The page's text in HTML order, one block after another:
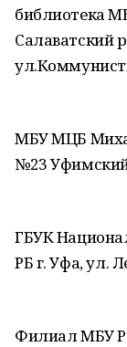
библиотека
Салаватский
МБУ МЦБ
№23 Уфимский
ГБУК
РБ г. Уфа, ул.
Филиал МБУ